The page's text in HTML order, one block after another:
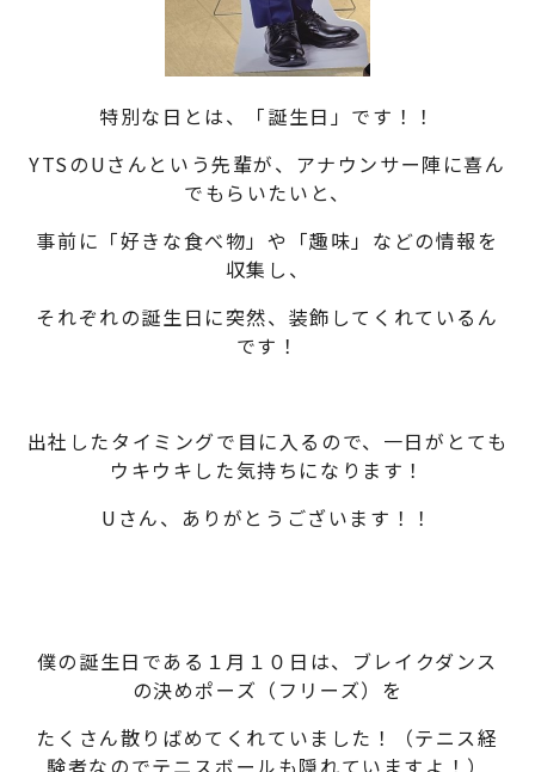
特別な日とは、「誕生日」です！！
YTSのUさんという先輩が、アナウンサー陣に喜ん
でもらいたいと、
事前に「好きな食べ物」や「趣味」などの情報を
収集し、
それぞれの誕生日に突然、装飾してくれているん
です！
出社したタイミングで目に入るので、一日がとても
ウキウキした気持ちになります！
Uさん、ありがとうございます！！
僕の誕生日である１月１０日は、ブレイクダンス
の決めポーズ（フリーズ）を
たくさん散りばめてくれていました！（テニス経